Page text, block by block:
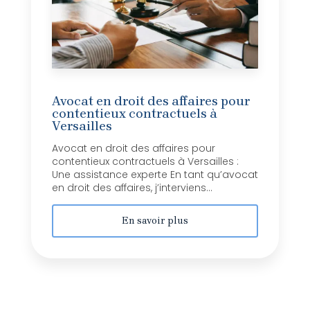
Avocat en droit des affaires pour
contentieux contractuels à
Versailles
Avocat en droit des affaires pour
contentieux contractuels à Versailles :
Une assistance experte En tant qu’avocat
en droit des affaires, j’interviens...
En savoir plus